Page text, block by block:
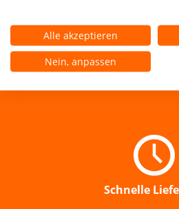
Schnelle
Alle akzeptieren
Nein, anpassen